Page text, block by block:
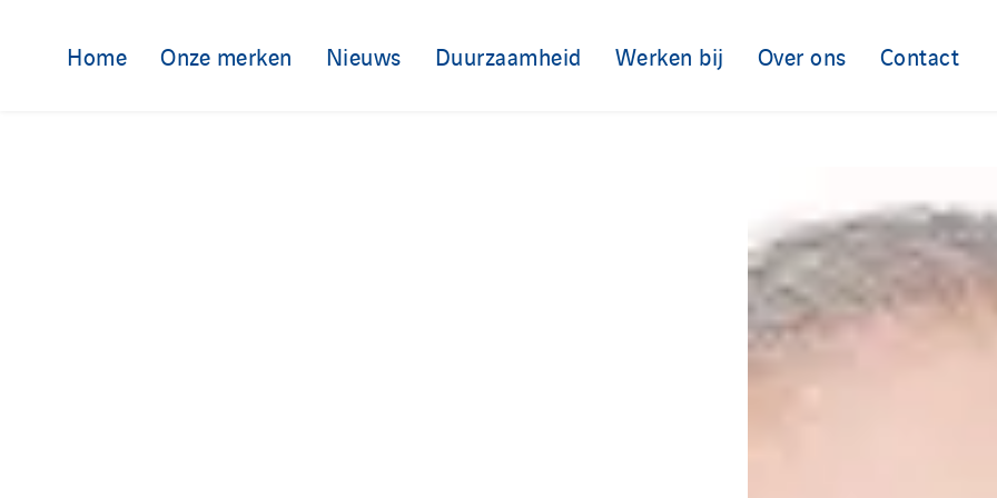
Home Onze merken Nieuws Duurzaamheid Werken bij Over ons Contact